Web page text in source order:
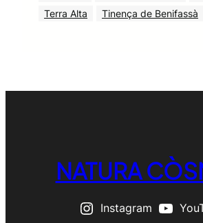
Terra Alta
Tinença de Benifassà
NATURA
Instagram